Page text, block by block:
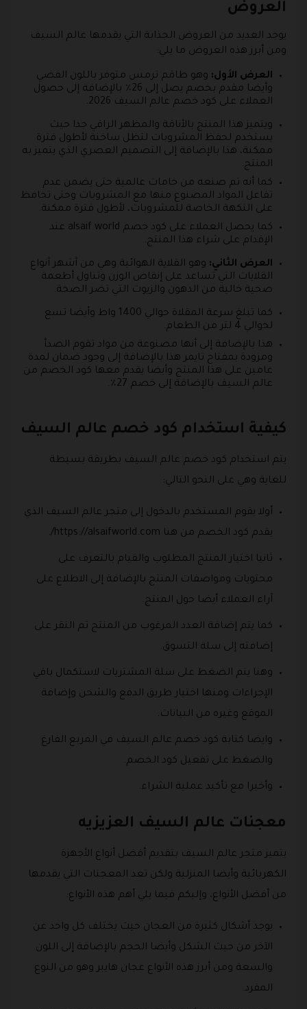
العروض
يوجد العديد من العروض الجذابة التي يقدمها عالم السيف
ومن أبرز هذه العروض ما يلي:
العرض الأول: وهو طاقم ترمس متوفر باللون الفضي
وأيضا مقدم بخصم يصل إلى 26٪ بالإضافة إلى حصول
العملاء على كود خصم عالم السيف 2026.
ويتميز هذا المنتج بالأناقة والمظهر الراقي جدا حيث
يستخدم لحفظ المشروبات لتظل ساخنة لأطول فترة
ممكنة، هذا بالإضافة إلى التصميم العصري الذي يتميز به
المنتج.
كما أنه تم صنعه من خامات عالمية حتى يضمن عدم
تفاعل المواد المصنوع منها مع المشروبات وحتى تحافظ
على النكهة الخاصة للمشروبات، لأطول فترة ممكنة.
كما يحصل العملاء على كود خصم alsaif world عند
الإقدام على شراء هذا المنتج.
العرض الثاني: وهو القلاية الهوائية وهي من أشهر أنواع
القلايات التي تساعد على إنقاص الوزن وتناول أطعمة
صحية خالية من الدهون والزيوت التي تضر الصحة.
كما تبلغ سرعة المقلاة حوالي 1400 واط وأيضا تسع
لحوالي 4 لتر من الطعام.
هذا بالإضافة إلى أنها مصنوعة من مواد تقوم الصدأ
ومزودة بمفتاح تايمر هذا بالإضافة إلى وجود ضمان لمدة
عامين على هذا المنتج وأيضا يقدم معها كود الخصم من
عالم السيف بالإضافة إلى خصم 27٪.
كيفية استخدام كود خصم عالم السيف
يتم استخدام كود خصم عالم السيف بطريقة بسيطة
للغاية وهي على النحو التالي:
أولا يقوم المستخدم بالدخول إلى متجر عالم السيف الذي
يقدم كود الخصم من هنا https://alsaifworld.com/.
ثانيا اختيار المنتج المطلوب والقيام بالتعرف على
محتويات ومواصفات المنتج بالإضافة إلى الاطلاع على
آراء العملاء أيضا حول المنتج.
كما يتم إضافة العدد المرغوب من المنتج ثم النقر على
إضافته إلى سلة التسوق.
وهنا يتم الضغط على سلة المشتريات لاستكمال باقي
الإجراءات ومنها اختيار طريق الدفع والشحن وإضافة
الموقع وغيره من البيانات.
وايضا كتابة كود خصم عالم السيف في المربع الفارغ
والضغط على تفعيل كود الخصم.
وأخيرا مع تأكيد عملية الشراء.
معجنات عالم السيف العزيزيه
يتميز متجر عالم السيف بتقديم أفضل أنواع الأجهزة
الكهربائية وأيضا المنزلية ولكن تعد المعجنات التي يقدمها
من أفضل الأنواع، وإليكم فيما يلي أهم هذه الأنواع:
يوجد أشكال كثيرة من العجان حيث يختلف كل واحد عن
الآخر من حيث الشكل وأيضا الحجم بالإضافة إلى اللون
والسعة ومن أبرز هذه الأنواع عجان هايبر وهو من النوع
المفرد.